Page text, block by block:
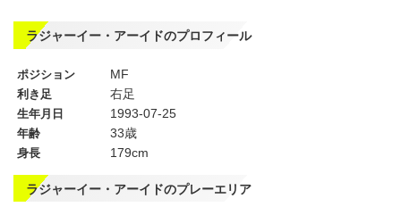
ラジャーイー・アーイドのプロフィール
ポジション MF
利き足 右足
生年月日 1993-07-25
年齢 33歳
身長 179cm
ラジャーイー・アーイドのプレーエリア